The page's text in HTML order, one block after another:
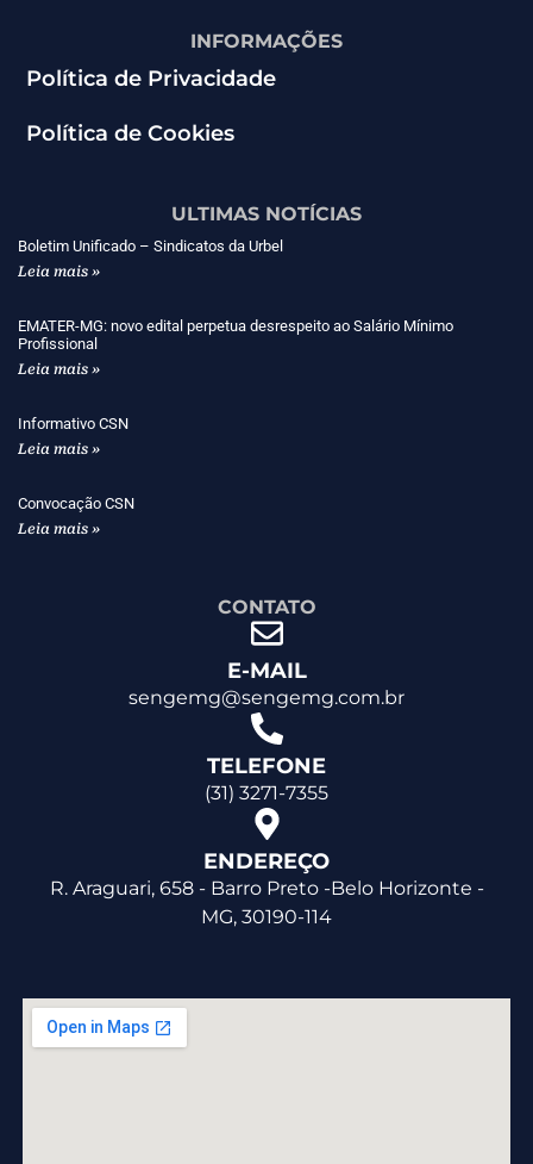
INFORMAÇÕES
Política de Privacidade
Política de Cookies
ULTIMAS NOTÍCIAS
Boletim Unificado – Sindicatos da Urbel
Leia mais »
EMATER-MG: novo edital perpetua desrespeito ao Salário Mínimo
Profissional
Leia mais »
Informativo CSN
Leia mais »
Convocação CSN
Leia mais »
CONTATO
E-MAIL
sengemg@sengemg.com.br
TELEFONE
(31) 3271-7355
ENDEREÇO
R. Araguari, 658 - Barro Preto -Belo Horizonte -
MG, 30190-114